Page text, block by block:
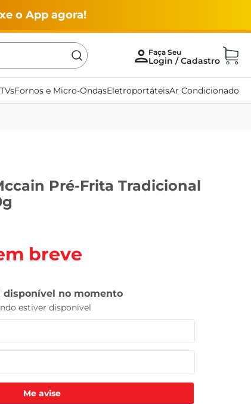
o App agora!
TVsFornos e Micro-OndasEletroportáteisAr Condicionado
Pré-Frita Tradicional
breve
Me avise